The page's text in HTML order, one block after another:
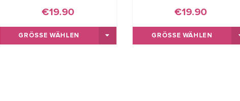
€19.90
GRÖSSE WÄHLEN
€19.90
GRÖSSE WÄHLEN